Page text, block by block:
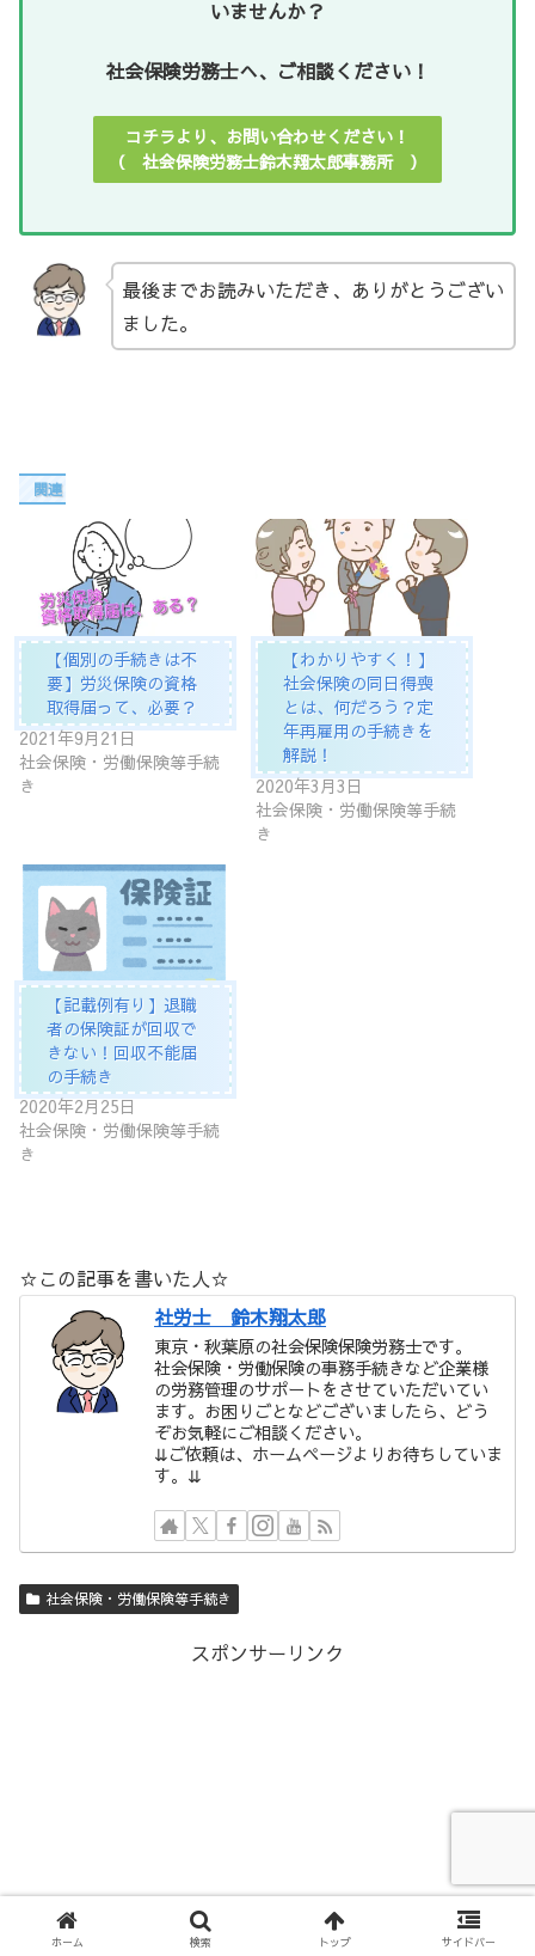
いませんか？
社会保険労務士へ、ご相談ください！
コチラより、お問い合わせください！
（ 社会保険労務士鈴木翔太郎事務所 ）
最後までお読みいただき、ありがとうござい
ました。
関連
【個別の手続きは不
要】労災保険の資格
取得届って、必要？
2021年9月21日
社会保険・労働保険等手続
き
【わかりやすく！】
社会保険の同日得喪
とは、何だろう？定
年再雇用の手続きを
解説！
2020年3月3日
社会保険・労働保険等手続
き
【記載例有り】退職
者の保険証が回収で
きない！回収不能届
の手続き
2020年2月25日
社会保険・労働保険等手続
き
☆この記事を書いた人☆
社労士 鈴木翔太郎
東京・秋葉原の社会保険保険労務士です。
社会保険・労働保険の事務手続きなど企業様
の労務管理のサポートをさせていただいてい
ます。お困りごとなどございましたら、どう
ぞお気軽にご相談ください。
⇊ご依頼は、ホームページよりお待ちしていま
す。⇊
社会保険・労働保険等手続き
スポンサーリンク
ホーム 検索 トップ サイドバー